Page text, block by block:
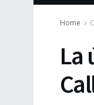
Home
La